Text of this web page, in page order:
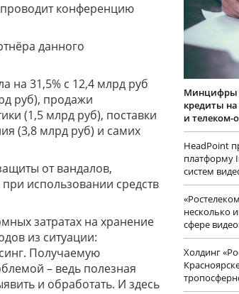
проводит конференцию
данного
на 31,5% с 12,4 млрд руб
руб), продажи
(1,5 млрд руб), поставки
(3,8 млрд руб) и самих
от вандалов,
использовании средств
затратах на хранение
из ситуации:
Получаемую
– ведь полезная
и обработать. И здесь
Минцифры
кредиты
и телеком-
HeadPoint
платформу
систем
несколько
сфере
Холдинг